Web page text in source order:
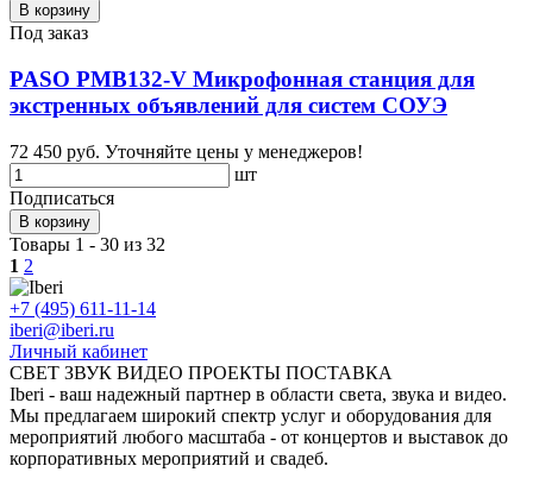
В корзину
Под заказ
PASO PMB132-V Микрофонная станция для
экстренных объявлений для систем СОУЭ
72 450 руб. Уточняйте цены у менеджеров!
шт
Подписаться
В корзину
Товары 1 - 30 из 32
1 2
+7 (495) 611-11-14
iberi@iberi.ru
Личный кабинет
СВЕТ ЗВУК ВИДЕО ПРОЕКТЫ ПОСТАВКА
Iberi - ваш надежный партнер в области света, звука и видео.
Мы предлагаем широкий спектр услуг и оборудования для
мероприятий любого масштаба - от концертов и выставок до
корпоративных мероприятий и свадеб.